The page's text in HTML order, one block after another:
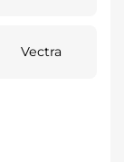
Vectra